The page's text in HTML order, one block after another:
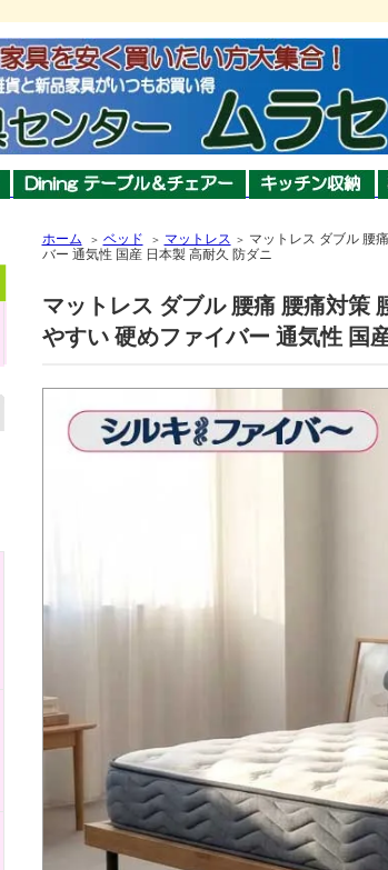
ホーム ＞ ベッド ＞ マットレス ＞ マットレス ダブル 腰
バー 通気性 国産 日本製 高耐久 防ダニ
マットレス ダブル 腰痛 腰痛対策
やすい 硬めファイバー 通気性 国